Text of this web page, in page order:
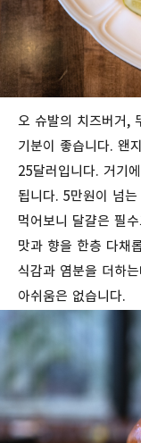
오 슈발의 치즈버거,
기분이 좋습니다. 왠지
25달러입니다. 거기
됩니다. 5만원이 넘
먹어보니 달걀은 필
맛과 향을 한층 다채
식감과 염분을 더하
아쉬움은 없습니다.